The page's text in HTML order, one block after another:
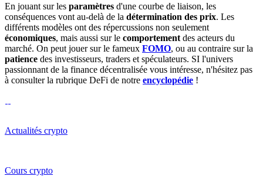
En jouant sur les paramètres d'une courbe de liaison, les
conséquences vont au-delà de la détermination des prix. Les
différents modèles ont des répercussions non seulement
économiques, mais aussi sur le comportement des acteurs du
marché. On peut jouer sur le fameux FOMO, ou au contraire sur la
patience des investisseurs, traders et spéculateurs. SI l'univers
passionnant de la finance décentralisée vous intéresse, n'hésitez pas
à consulter la rubrique DeFi de notre encyclopédie !
Actualités crypto
Cours crypto